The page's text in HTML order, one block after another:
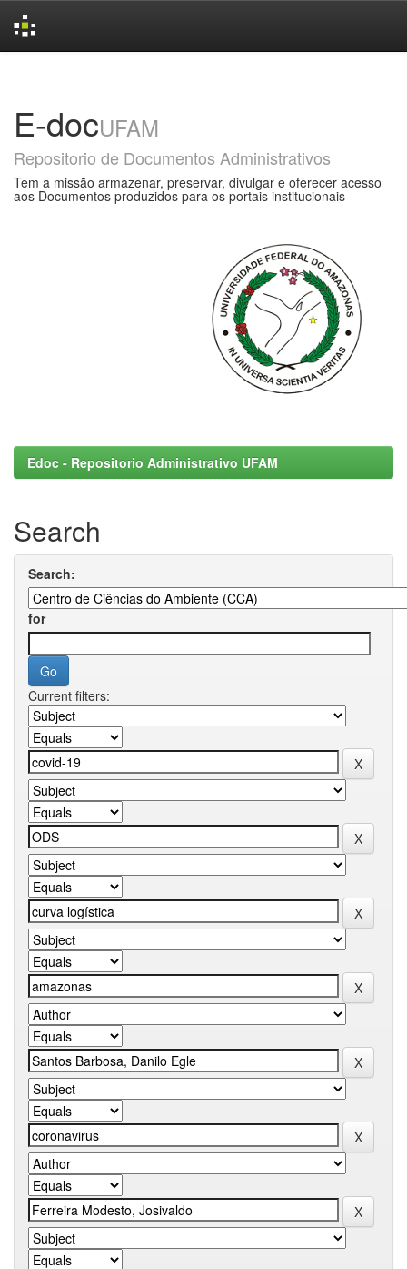
E-docUFAM
Repositorio de Documentos Administrativos
Tem a missão armazenar, preservar, divulgar e oferecer acesso
aos Documentos produzidos para os portais institucionais
Edoc - Repositorio Administrativo UFAM
Search
Search:
for
Current filters: